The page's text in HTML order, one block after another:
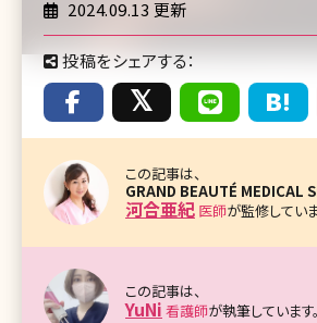
2024.09.13 更新
投稿をシェアする：
この記事は、
GRAND BEAUTÉ MEDICAL
河合亜紀 医師が監修していま
この記事は、
YuNi 看護師が執筆しています。